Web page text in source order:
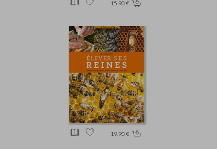
15.90 €
19.90 €